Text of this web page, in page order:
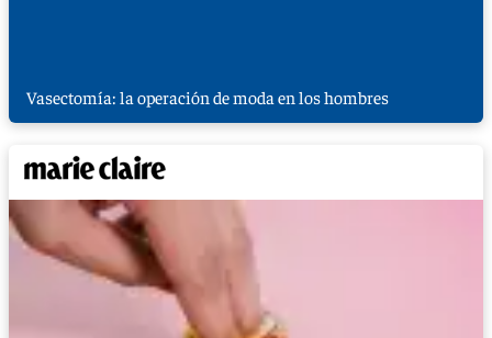
Vasectomía: la operación de moda en los hombres